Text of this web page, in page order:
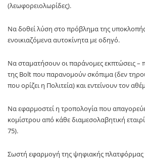
(λεωφορειολωρίδες).
Να δοθεί λύση στο πρόβλημα της
ενοικιαζόμενα αυτοκίνητα με οδηγό.
Να σταματήσουν οι παράνομες εκπτώσεις –
της Bolt που παρανομούν σκόπιμα (δεν
που ορίζει η Πολιτεία) και εντείνουν τον
Να εφαρμοστεί η τροπολογία που
κομίστρου από κάθε διαμεσολαβητική
75).
Σωστή εφαρμογή της ψηφιακής πλατφόρμας